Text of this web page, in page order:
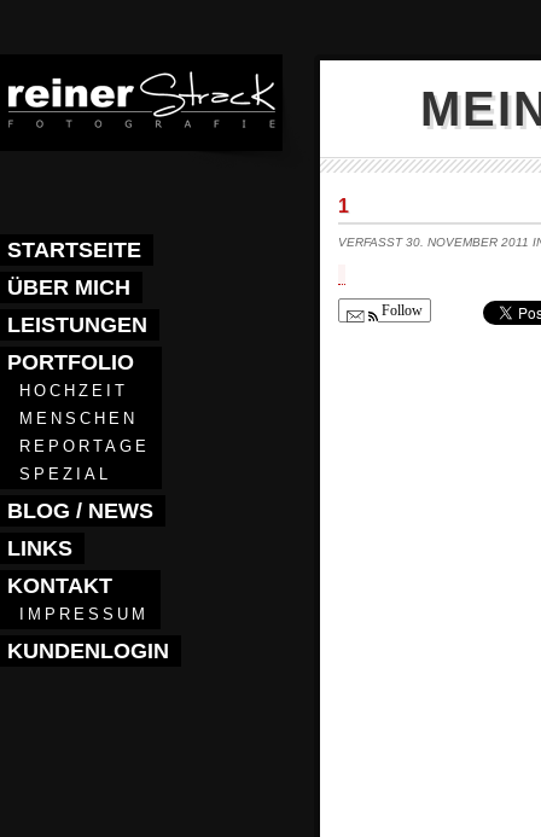
STARTSEITE
ÜBER MICH
LEISTUNGEN
PORTFOLIO
HOCHZEIT
MENSCHEN
REPORTAGE
SPEZIAL
BLOG / NEWS
LINKS
KONTAKT
IMPRESSUM
KUNDENLOGIN
1
VERFASST 30. NOVEMBER 2011
Follow